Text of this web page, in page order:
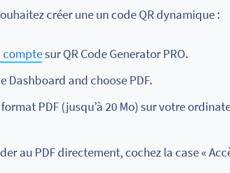
créer une un code QR dynamique :
comptesur QR Code Generator PRO.
Dashboard and choose PDF.
PDF (jusqu’à 20 Mo) sur votre
au PDF directement, cochez la case «